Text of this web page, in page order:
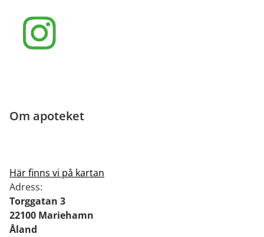
Om apoteket
Här finns vi på kartan
Adress:
Torggatan 3
22100 Mariehamn
Åland